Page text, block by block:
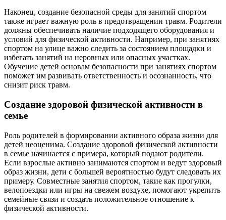
Наконец, создание безопасной среды для занятий спортом
также играет важную роль в предотвращении травм. Родители
должны обеспечивать наличие подходящего оборудования и
условий для физической активности. Например, при занятиях
спортом на улице важно следить за состоянием площадки и
избегать занятий на неровных или опасных участках.
Обучение детей основам безопасности при занятиях спортом
поможет им развивать ответственность и осознанность, что
снизит риск травм.
Создание здоровой физической активности в
семье
Роль родителей в формировании активного образа жизни для
детей неоценима. Создание здоровой физической активности
в семье начинается с примера, который подают родители.
Если взрослые активно занимаются спортом и ведут здоровый
образ жизни, дети с большей вероятностью будут следовать их
примеру. Совместные занятия спортом, такие как прогулки,
велопоездки или игры на свежем воздухе, помогают укрепить
семейные связи и создать положительное отношение к
физической активности.